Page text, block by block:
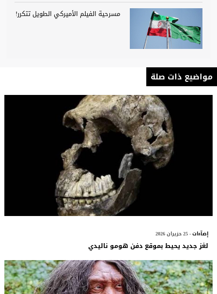
مسرحية الفيلم الأميركي الطويل تتكرر!
مواضيع ذات صلة
إضآءات- 25 حزيران 2026
لغز جديد يحيط بموقع دفن هومو ناليدي